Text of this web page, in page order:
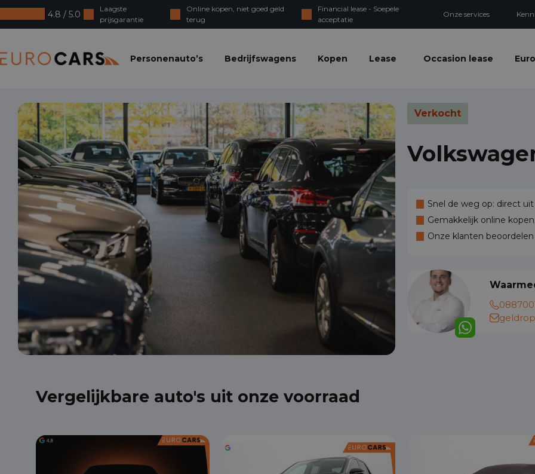
4.8 / 5.0
Laagste
prijsgarantie
Online kopen, niet goed geld
terug
Financial lease - Soepele
acceptatie
Onze services
Personenauto’s
Bedrijfswagens Kopen Lease Occasion lease
Verkocht
Snel de weg op: direct
Gemakkelijk online
Onze klanten
Vergelijkbare auto's uit onze voorraad